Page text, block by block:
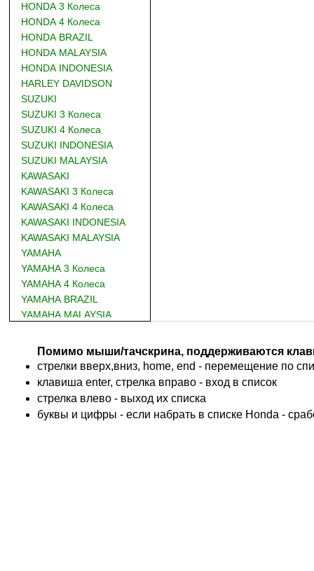
HONDA 3 Колеса
HONDA 4 Колеса
HONDA BRAZIL
HONDA MALAYSIA
HONDA INDONESIA
HARLEY DAVIDSON
SUZUKI
SUZUKI 3 Колеса
SUZUKI 4 Колеса
SUZUKI INDONESIA
SUZUKI MALAYSIA
KAWASAKI
KAWASAKI 3 Колеса
KAWASAKI 4 Колеса
KAWASAKI INDONESIA
KAWASAKI MALAYSIA
YAMAHA
YAMAHA 3 Колеса
YAMAHA 4 Колеса
YAMAHA BRAZIL
YAMAHA MALAYSIA
BMW
ADIVA
ADLY
Помимо мыши/тачскрина, поддерживаются
стрелки вверх,вниз, home, end - перемещение по
клавиша enter, стрелка вправо - вход в список
cтрелка влево - выход их списка
буквы и цифры - если набрать в списке Honda -